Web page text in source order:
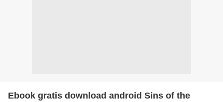
Ebook gratis download android Sins of the